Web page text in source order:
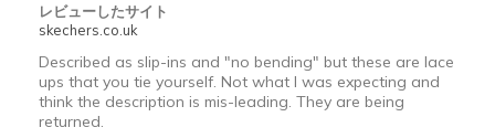
レビューしたサイト
skechers.co.uk
Described as slip-ins and "no bending" but these are lace
ups that you tie yourself. Not what I was expecting and
think the description is mis-leading. They are being
returned.